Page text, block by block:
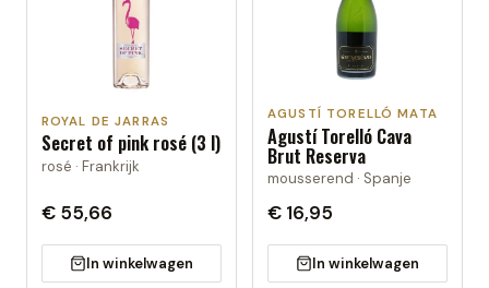
ROYAL DE JARRAS
Secret of pink rosé (3 l)
rosé · Frankrijk
€ 55,66
In winkelwagen
AGUSTÍ TORELLÓ MATA
Agustí Torelló Cava
Brut Reserva
mousserend · Spanje
€ 16,95
In winkelwagen